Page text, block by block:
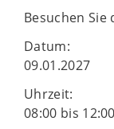
Besuchen
Datum:
09.01.2027
Uhrzeit:
08:00 bis